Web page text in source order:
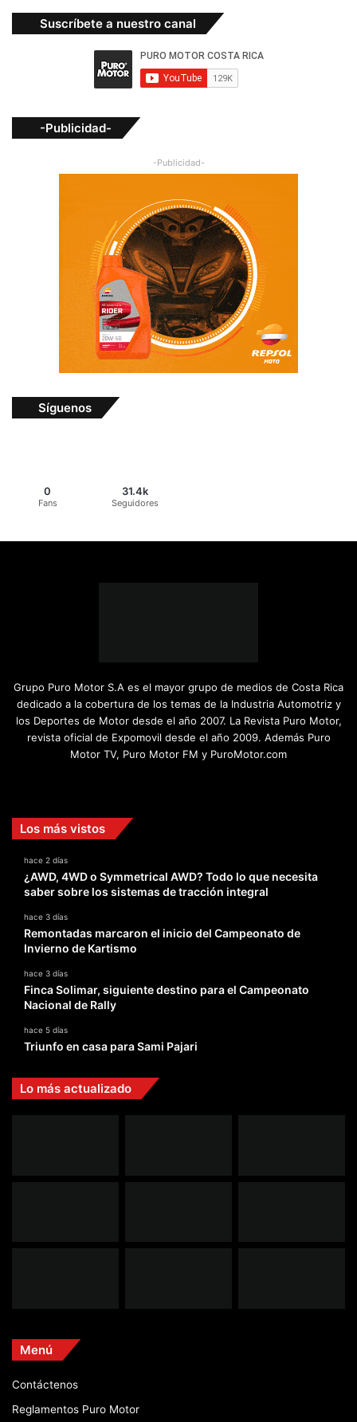
Suscríbete a nuestro canal
-Publicidad-
-Publicidad-
Síguenos
0
Fans
31.4k
Seguidores
Grupo Puro Motor S.A es el mayor grupo de medios de Costa Rica
dedicado a la cobertura de los temas de la Industria Automotriz y
los Deportes de Motor desde el año 2007. La Revista Puro Motor,
revista oficial de Expomovil desde el año 2009. Además Puro
Motor TV, Puro Motor FM y PuroMotor.com
Los más vistos
hace 2 días
¿AWD, 4WD o Symmetrical AWD? Todo lo que necesita
saber sobre los sistemas de tracción integral
hace 3 días
Remontadas marcaron el inicio del Campeonato de
Invierno de Kartismo
hace 3 días
Finca Solimar, siguiente destino para el Campeonato
Nacional de Rally
hace 5 días
Triunfo en casa para Sami Pajari
Lo más actualizado
Menú
Contáctenos
Reglamentos Puro Motor